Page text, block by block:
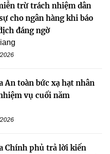
trừ trách nhiệm dân
cho ngân hàng khi báo
đáng ngờ
An toàn bức xạ hạt nhân
vụ cuối năm
Chính phủ trả lời kiến